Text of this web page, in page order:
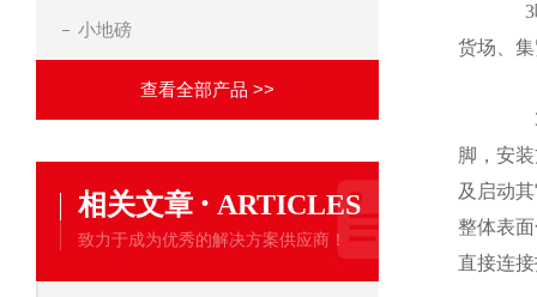
小地磅
查看全部产品 >>
相关文章 · ARTICLES
致力于成为优秀的解决方案供应商！
3
货场、
脚，安
及启动
整体表
直接连